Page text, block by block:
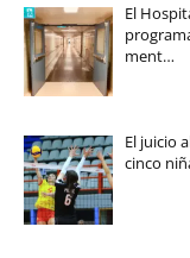
El
ment…
El juicio
cinco